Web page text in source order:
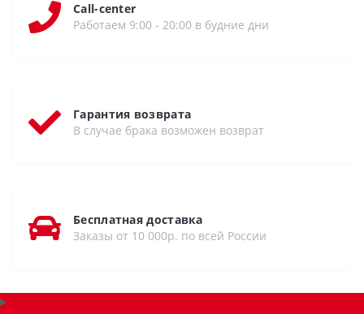
Call-center
Работаем 9:00 - 20:00 в будние дни
Гарантия возврата
В случае брака возможен возврат
Бесплатная доставка
Заказы от 10 000р. по всей России